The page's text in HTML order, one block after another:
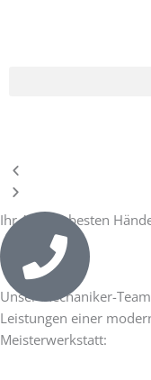
Ihr
r
e
r
c
t
e
r
Ihr Auto in besten
Unser Mechaniker-
Leistungen einer
Meisterwerkstatt: